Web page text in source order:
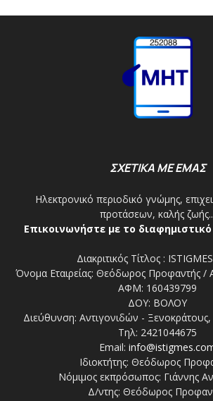
ΣΧΕΤΙΚΑ ΜΕ ΕΜΑΣ
Ηλεκτρονικό περιοδικό γνώμης,
προτάσεων, καλής
Επικοινωνήστε με το
Διακριτικός Τίτλος :
Όνομα Εταιρείας: Θεόδωρος Προφαντής /
ΑΦΜ: 160439799
ΔΟΥ: ΒΟΛΟΥ
Διεύθυνση: Αντιγονιδών -
Τηλ: 2421044675
Email:
Ιδιοκτήτης: Θεόδωρος
Νόμιμος εκπρόσωπος: Γιάννης
Δ/ντης: Θεόδωρος